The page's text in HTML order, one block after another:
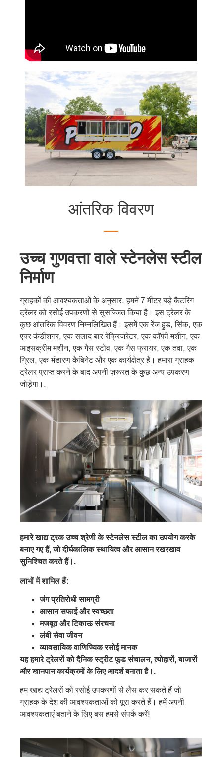
आंतरिक विवरण
उच्च गुणवत्ता वाले स्टेनलेस स्टील
निर्माण
ग्राहकों की आवश्यकताओं के अनुसार, हमने 7 मीटर बड़े कैटरिंग
ट्रेलर को रसोई उपकरणों से सुसज्जित किया है। इस ट्रेलर के
कुछ आंतरिक विवरण निम्नलिखित हैं। इसमें एक रेंज हुड, सिंक, एक
एयर कंडीशनर, एक सलाद बार रेफ्रिजरेटर, एक कॉफी मशीन, एक
आइसक्रीम मशीन, एक गैस स्टोव, एक गैस फ्रायर, एक तवा, एक
ग्रिल, एक भंडारण कैबिनेट और एक कार्यक्षेत्र है। हमारा ग्राहक
ट्रेलर प्राप्त करने के बाद अपनी ज़रूरत के कुछ अन्य उपकरण
जोड़ेगा।.
हमारे खाद्य ट्रक उच्च श्रेणी के स्टेनलेस स्टील का उपयोग करके
बनाए गए हैं, जो दीर्घकालिक स्थायित्व और आसान रखरखाव
सुनिश्चित करते हैं।.
लाभों में शामिल हैं:
जंग प्रतिरोधी सामग्री
आसान सफाई और स्वच्छता
मजबूत और टिकाऊ संरचना
लंबी सेवा जीवन
व्यावसायिक वाणिज्यिक रसोई मानक
यह हमारे ट्रेलरों को दैनिक स्ट्रीट फूड संचालन, त्योहारों, बाजारों
और खानपान कार्यक्रमों के लिए आदर्श बनाता है।.
हम खाद्य ट्रेलरों को रसोई उपकरणों से लैस कर सकते हैं जो
ग्राहक के देश की आवश्यकताओं को पूरा करते हैं। हमें अपनी
आवश्यकताएं बताने के लिए बस हमसे संपर्क करें!